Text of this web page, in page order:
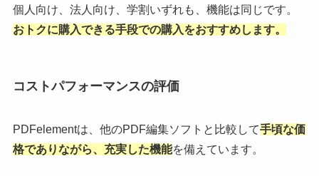
個人向け、法人向け、学割いずれも、機能は同じです。
おトクに購入できる手段での購入をおすすめします。
コストパフォーマンスの評価
PDFelementは、他のPDF編集ソフトと比較して手頃な価
格でありながら、充実した機能を備えています。